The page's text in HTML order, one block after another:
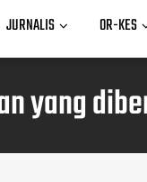
JURNALIS OR-KES
yang